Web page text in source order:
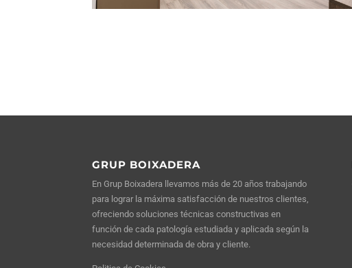
GRUP BOIXADERA
En Grup Boixadera llevamos más de 20 años trabajando
para lograr la máxima satisfacción de nuestros clientes,
ofreciendo soluciones técnicas constructivas en
función de cada patología estudiada y aplicada según la
necesidad determinada de obra y cliente.